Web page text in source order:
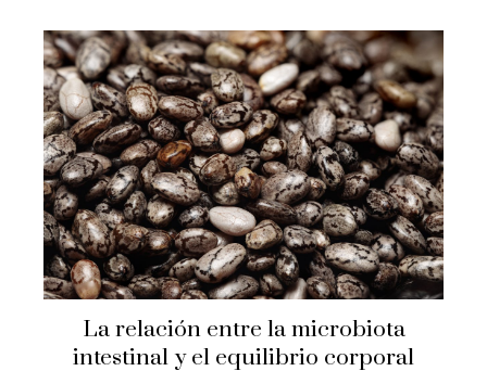
La relación entre la microbiota
intestinal y el equilibrio corporal